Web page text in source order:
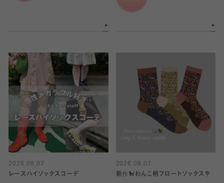
2026.08.07
レースハイソックスコーデ
2026.08.07
新作🐩わんこ柄フロートソックス💐